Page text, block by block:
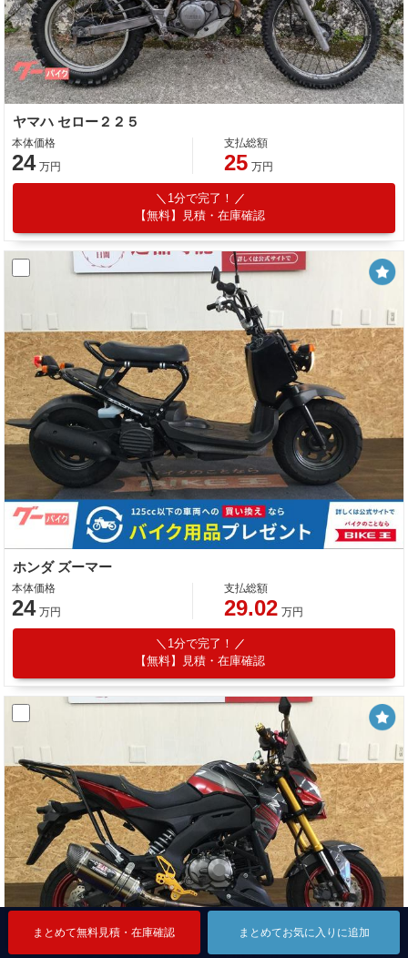
まとめて無料見積・在庫確認 まとめてお気に入りに追加
まとめて無料見積・在庫確認 まとめてお気に入りに追加
ヤマハ セロー２２５
本体価格
24 万円
支払総額
25 万円
1分で完了！
【無料】見積・在庫確認
ホンダ ズーマー
本体価格
24 万円
支払総額
29.02 万円
1分で完了！
【無料】見積・在庫確認
まとめて無料見積・在庫確認 まとめてお気に入りに追加